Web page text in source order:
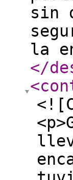
sin
la
</